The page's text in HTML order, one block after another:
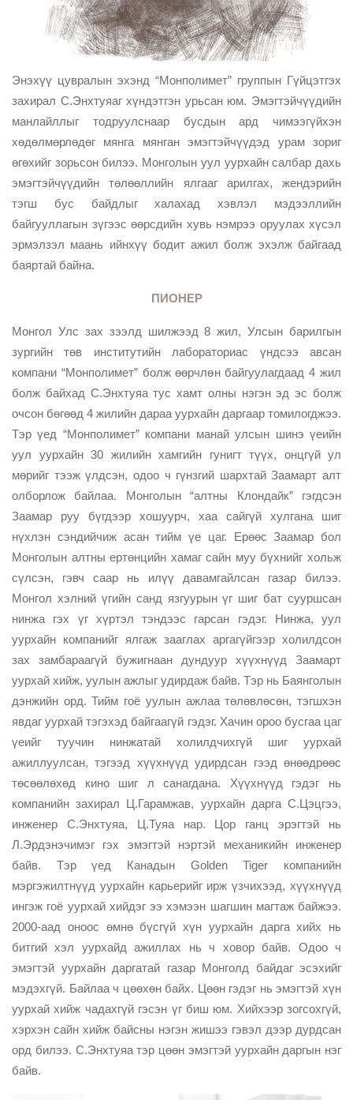
Энэхүү цувралын эхэнд “Монполимет” группын Гүйцэтгэх
захирал С.Энхтуяаг хүндэтгэн урьсан юм. Эмэгтэйчүүдийн
манлайллыг тодруулснаар бусдын ард чимээгүйхэн
хөдөлмөрлөдөг мянга мянган эмэгтэйчүүдэд урам зориг
өгөхийг зорьсон билээ. Монголын уул уурхайн салбар дахь
эмэгтэйчүүдийн төлөөллийн ялгааг арилгах, жендэрийн
тэгш бус байдлыг халахад хэвлэл мэдээллийн
байгууллагын зүгээс өөрсдийн хувь нэмрээ оруулах хүсэл
эрмэлзэл маань ийнхүү бодит ажил болж эхэлж байгаад
баяртай байна.
ПИОНЕР
Mонгол Улс зах зээлд шилжээд 8 жил, Улсын барилгын
зургийн төв институтийн лабораториас үндсээ авсан
компани “Монполимет” болж өөрчлөн байгуулагдаад 4 жил
болж байхад С.Энхтуяа тус хамт олны нэгэн эд эс болж
очсон бөгөөд 4 жилийн дараа уурхайн даргаар томилогджээ.
Тэр үед “Монполимет” компани манай улсын шинэ үеийн
уул уурхайн 30 жилийн хамгийн гунигт түүх, онцгүй ул
мөрийг тээж үлдсэн, одоо ч гүнзгий шархтай Заамарт алт
олборлож байлаа. Монголын “алтны Клондайк” гэгдсэн
Заамар руу бүгдээр хошуурч, хаа сайгүй хулгана шиг
нүхлэн сэндийчиж асан тийм үе цаг. Ерөөс Заамар бол
Монголын алтны ертөнцийн хамаг сайн муу бүхнийг хольж
сүлсэн, гэвч саар нь илүү давамгайлсан газар билээ.
Монгол хэлний үгийн санд язгуурын үг шиг бат сууршсан
нинжа гэх үг хүртэл тэндээс гарсан гэдэг. Нинжа, уул
уурхайн компанийг ялгаж зааглах аргагүйгээр холилдсон
зах замбараагүй бужигнаан дундуур хүүхнүүд Заамарт
уурхай хийж, уулын ажлыг удирдаж байв. Тэр нь Баянголын
дэнжийн орд. Тийм гоё уулын ажлаа төлөвлөсөн, тэгшхэн
явдаг уурхай тэгэхэд байгаагүй гэдэг. Хачин ороо бусгаа цаг
үеийг туучин нинжатай холилдчихгүй шиг уурхай
ажиллуулсан, тэгээд хүүхнүүд удирдсан гээд өнөөдрөөс
төсөөлөхөд кино шиг л санагдана. Хүүхнүүд гэдэг нь
компанийн захирал Ц.Гарамжав, уурхайн дарга С.Цэцгээ,
инженер С.Энхтуяа, Ц.Туяа нар. Цор ганц эрэгтэй нь
Л.Эрдэнэчимэг гэх эмэгтэй нэртэй механикийн инженер
байв. Тэр үед Канадын Golden Tiger компанийн
мэргэжилтнүүд уурхайн карьерийг ирж үзчихээд, хүүхнүүд
ингэж гоё уурхай хийдэг ээ хэмээн шагшин магтаж байжээ.
2000-аад оноос өмнө бүсгүй хүн уурхайн дарга хийх нь
битгий хэл уурхайд ажиллах нь ч ховор байв. Одоо ч
эмэгтэй уурхайн даргатай газар Монголд байдаг эсэхийг
мэдэхгүй. Байлаа ч цөөхөн байх. Цөөн гэдэг нь эмэгтэй хүн
уурхай хийж чадахгүй гэсэн үг биш юм. Хийхээр зогсохгүй,
хэрхэн сайн хийж байсны нэгэн жишээ гэвэл дээр дурдсан
орд билээ. С.Энхтуяа тэр цөөн эмэгтэй уурхайн даргын нэг
байв.